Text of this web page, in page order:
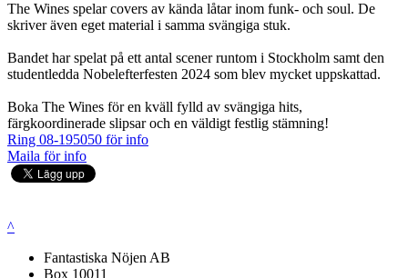
The Wines spelar covers av kända låtar inom funk- och soul. De
skriver även eget material i samma svängiga stuk.
Bandet har spelat på ett antal scener runtom i Stockholm samt den
studentledda Nobelefterfesten 2024 som blev mycket uppskattad.
Boka The Wines för en kväll fylld av svängiga hits,
färgkoordinerade slipsar och en väldigt festlig stämning!
Ring 08-195050 för info
Maila för info
^
Fantastiska Nöjen AB
Box 10011